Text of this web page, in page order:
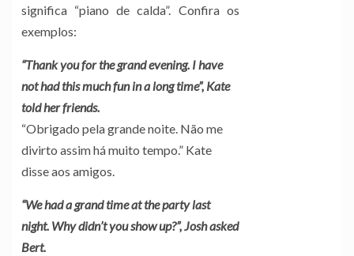
significa “piano de calda”. Confira os
exemplos:
“Thank you for the grand evening. I have
not had this much fun in a long time”, Kate
told her friends.
“Obrigado pela grande noite. Não me
divirto assim há muito tempo.” Kate
disse aos amigos.
“We had a grand time at the party last
night. Why didn’t you show up?”, Josh asked
Bert.